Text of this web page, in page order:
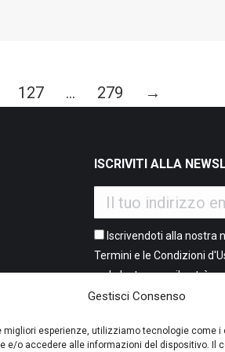
Gestisci Consenso
migliori esperienze, utilizziamo tecnologie come i
e/o accedere alle informazioni del dispositivo. Il
127 … 279 →
2 flash
ISCRIVITI ALLA
Iscrivendoti alla nostra
Termini e le Condizioni
web. La tua email potrà
fini commerciali e